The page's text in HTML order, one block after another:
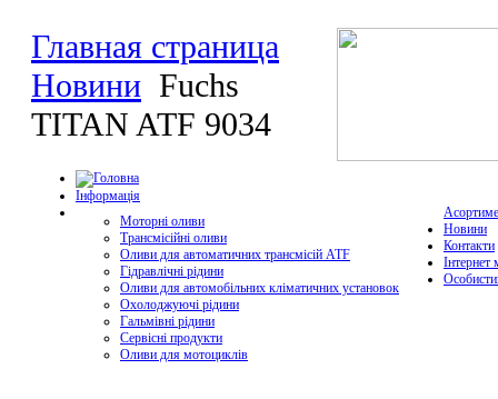
Інформація
Моторні оливи
Трансмісійні оливи
Оливи для автоматичних трансмісій ATF
Гідравлічні рідини
Оливи для автомобільних кліматичних установок
Охолоджуючі рідини
Гальмівні рідини
Сервісні продукти
Оливи для мотоциклів
Новини
Контакти
Інтернет
Главная страница
Новини Fuchs
TITAN ATF 9034